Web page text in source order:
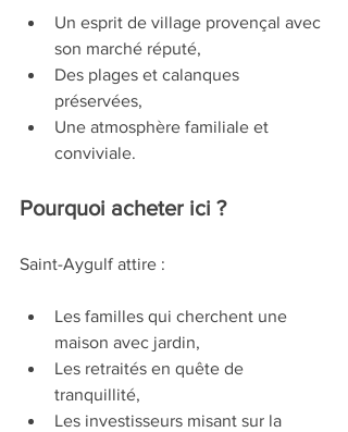
Un esprit de village provençal avec
son marché réputé,
Des plages et calanques
préservées,
Une atmosphère familiale et
conviviale.
Pourquoi acheter ici ?
Saint-Aygulf attire :
Les familles qui cherchent une
maison avec jardin,
Les retraités en quête de
tranquillité,
Les investisseurs misant sur la